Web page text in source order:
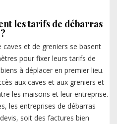
les tarifs de débarras
et de greniers se basent
pour fixer leurs tarifs de
à déplacer en premier lieu.
aux caves et aux greniers et
les maisons et leur entreprise.
les entreprises de débarras
soit des factures bien